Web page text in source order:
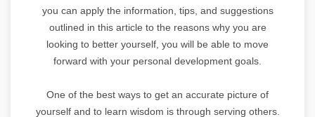
you can apply the information, tips, and suggestions
outlined in this article to the reasons why you are
looking to better yourself, you will be able to move
forward with your personal development goals.
One of the best ways to get an accurate picture of
yourself and to learn wisdom is through serving others.